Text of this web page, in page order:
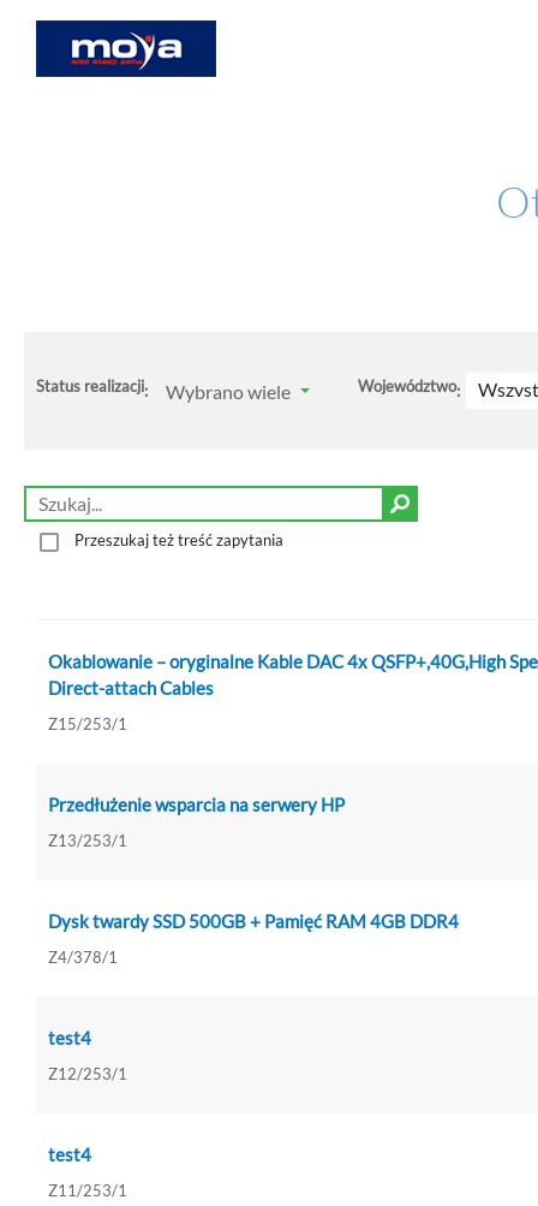
Status realizacji: Wybrano wiele Województwo:
Przeszukaj też treść zapytania
Okablowanie – oryginalne Kable DAC 4x QSFP+,40G,High
Direct-attach Cables
Z15/253/1
Przedłużenie wsparcia na serwery HP
Z13/253/1
Dysk twardy SSD 500GB + Pamięć RAM 4GB DDR4
Z4/378/1
test4
Z12/253/1
test4
Z11/253/1